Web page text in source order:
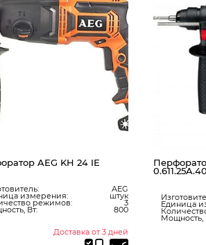
Перфоратор BOSCH GBH 2-20 D
0.611.25A.400
Изготовитель: BOSCH
Единица измерения: штук
Количество режимов: 3
650
Доставка от 3 дней